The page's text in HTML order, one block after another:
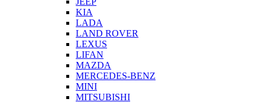
KIA
LADA
LAND ROVER
LEXUS
LIFAN
MAZDA
MERCEDES-BENZ
MINI
MITSUBISHI